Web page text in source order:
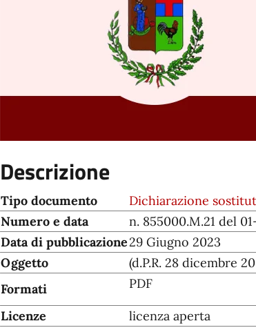
Descrizione
Tipo documento
Dichiarazione
Numero e data
n. 855000.M.21 del
Data di pubblicazione29 Giugno 2023
Oggetto
(d.P.R. 28 dicembre
Formati
PDF
Licenze licenza aperta